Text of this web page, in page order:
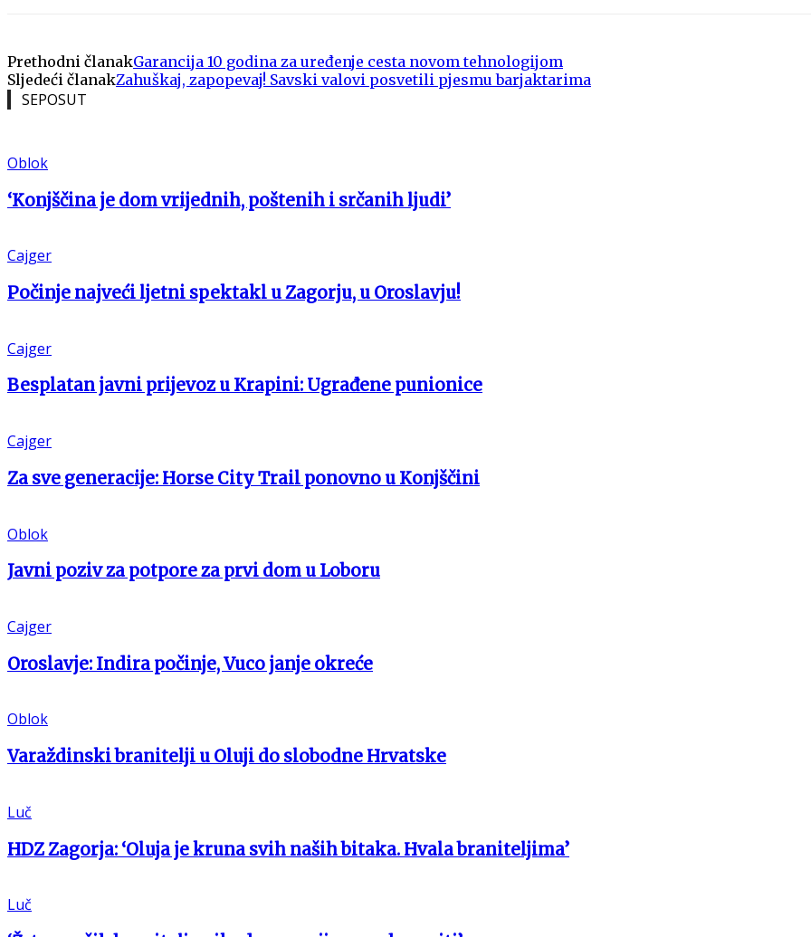
Prethodni članakGarancija 10 godina za uređenje cesta novom tehnologijom
Sljedeći članakZahuškaj, zapopevaj! Savski valovi posvetili pjesmu barjaktarima
SEPOSUT
Oblok
‘Konjščina je dom vrijednih, poštenih i srčanih ljudi’
Cajger
Počinje najveći ljetni spektakl u Zagorju, u Oroslavju!
Cajger
Besplatan javni prijevoz u Krapini: Ugrađene punionice
Cajger
Za sve generacije: Horse City Trail ponovno u Konjščini
Oblok
Javni poziv za potpore za prvi dom u Loboru
Cajger
Oroslavje: Indira počinje, Vuco janje okreće
Oblok
Varaždinski branitelji u Oluji do slobodne Hrvatske
Luč
HDZ Zagorja: ‘Oluja je kruna svih naših bitaka. Hvala braniteljima’
Luč